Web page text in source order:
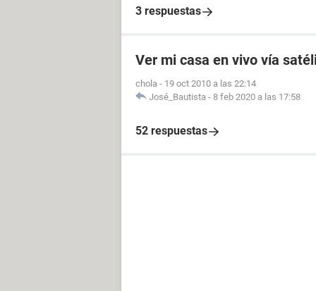
3 respuestas
Ver mi casa en vivo vía
chola - 19 oct 2010 a las 22:14
José_Bautista - 8 feb 2020 a las 17:58
52 respuestas